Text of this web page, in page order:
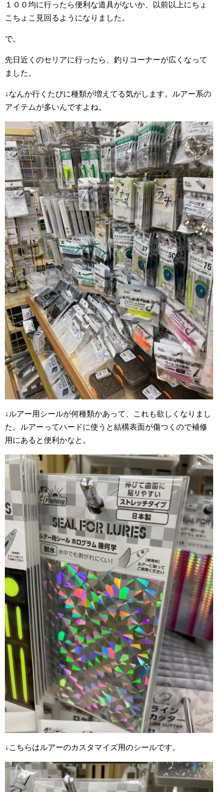
１００均に行ったら便利な道具がないか、以前以上にちょ
こちょこ見回るようになりました。
で。
先日近くのセリアに行ったら、釣りコーナーが広くなって
ました。
↓なんか行くたびに種類が増えてる気がします。ルアー系の
アイテムが多いんですよね。
↓ルアー用シールが何種類かあって、これも欲しくなりまし
た。ルアーってハードに使うと結構表面が傷つくので補修
用にあると便利かなと。
↓こちらはルアーのカスタマイズ用のシールです。